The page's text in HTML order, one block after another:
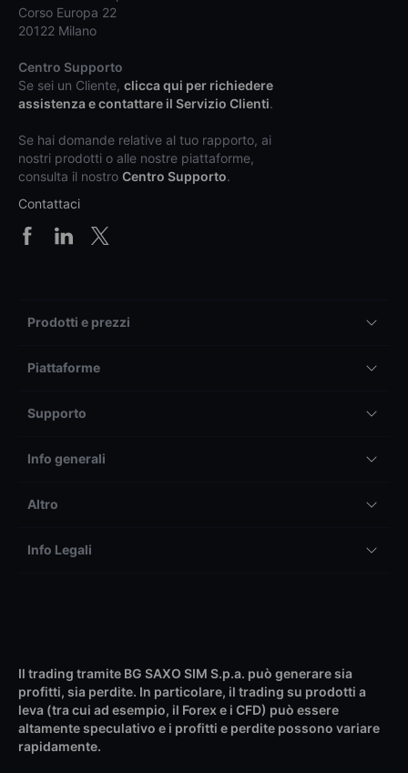
Corso Europa 22
20122 Milano
Centro Supporto
Se sei un Cliente, clicca qui per richiedere
assistenza e contattare il Servizio Clienti.
Se hai domande relative al tuo rapporto, ai
nostri prodotti o alle nostre piattaforme,
consulta il nostro Centro Supporto.
Contattaci
Prodotti e prezzi
Piattaforme
Supporto
Info generali
Altro
Info Legali
Il trading tramite BG SAXO SIM S.p.a. può generare sia
profitti, sia perdite. In particolare, il trading su prodotti a
leva (tra cui ad esempio, il Forex e i CFD) può essere
altamente speculativo e i profitti e perdite possono variare
rapidamente.